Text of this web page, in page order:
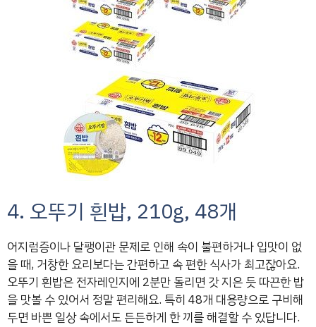
4. 오뚜기 흰밥, 210g, 48개
어지럼증이나 달팽이관 문제로 인해 속이 불편하거나 입맛이 없
을 때, 거창한 요리보다는 간편하고 속 편한 식사가 최고잖아요.
오뚜기 흰밥은 전자레인지에 2분만 돌리면 갓 지은 듯 따끈한 밥
을 맛볼 수 있어서 정말 편리해요. 특히 48개 대용량으로 구비해
두면 바쁜 일상 속에서도 든든하게 한 끼를 해결할 수 있답니다.